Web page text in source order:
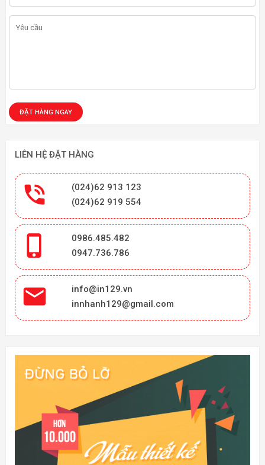
LIÊN HỆ ĐẶT HÀNG

(024)62 913 123
(024)62 919 554

0986.485.482
0947.736.786

info@in129.vn
innhanh129@gmail.com